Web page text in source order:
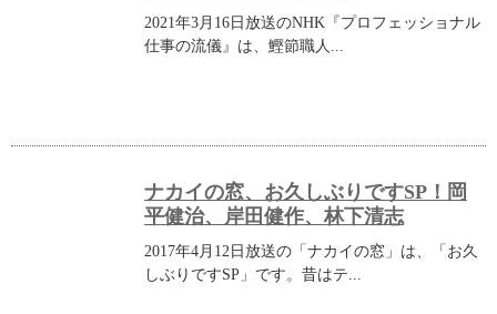
2021年3月16日放送のNHK『プロフェッショナル
仕事の流儀』は、鰹節職人...
ナカイの窓、お久しぶりですSP！岡
平健治、岸田健作、林下清志
2017年4月12日放送の「ナカイの窓」は、「お久
しぶりですSP」です。昔はテ...